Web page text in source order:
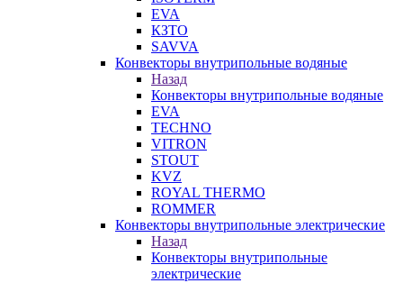
EVA
КЗТО
SAVVA
Конвекторы внутрипольные водяные
Назад
Конвекторы внутрипольные водяные
EVA
TECHNO
VITRON
STOUT
KVZ
ROYAL THERMO
ROMMER
Конвекторы внутрипольные электрические
Назад
Конвекторы внутрипольные
электрические